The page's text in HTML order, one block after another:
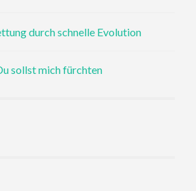
durch schnelle Evolution
sollst mich fürchten